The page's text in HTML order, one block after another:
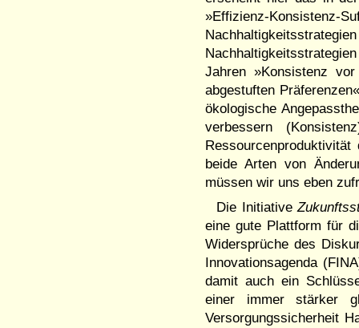
»Effizienz-
Jahren »Konsistenz
abgestuften
ökologische
verbessern
beide Arten von
müssen wir uns eben
Die Initiative
eine gute Plattform für
Widersprüche des
Innovationsagenda (FINA
damit auch ein
einer immer stärker
Versorgungssicherheit